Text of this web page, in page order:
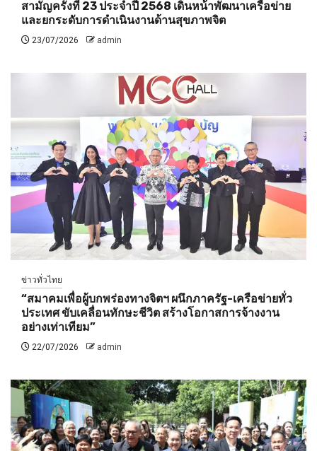
สามัญครั้งที่ 23 ประจำปี 2568 เดินหน้าพัฒนาเครือข่าย
และยกระดับการดำเนินงานด้านสุขภาพจิต
23/07/2026 admin
ข่าวทั่วไทย
“สมาคมเพื่อผู้บกพร่องทางจิตฯ ผนึกภาครัฐ-เครือข่ายทั่ว
ประเทศ ขับเคลื่อนทักษะชีวิต สร้างโอกาสการจ้างงาน
อย่างเท่าเทียม”
22/07/2026 admin